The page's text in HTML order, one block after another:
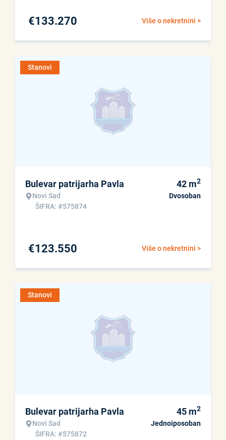
Više o nekretnini >
€133.270
Stanovi
Bulevar patrijarha Pavla
Novi Sad
ŠIFRA: #575874
42 m2
Dvosoban
Više o nekretnini >
€123.550
Stanovi
Bulevar patrijarha Pavla
Novi Sad
ŠIFRA: #575872
45 m2
Jednoiposoban